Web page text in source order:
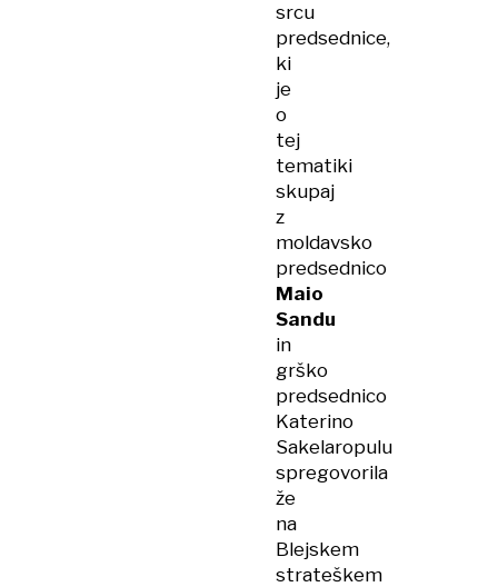
srcu
predsednice,
ki
je
o
tej
tematiki
skupaj
z
moldavsko
predsednico
Maio
Sandu
in
grško
predsednico
Katerino
Sakelaropulu
spregovorila
že
na
Blejskem
strateškem